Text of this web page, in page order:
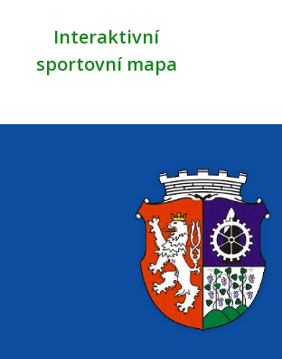
Interaktivní
sportovní mapa